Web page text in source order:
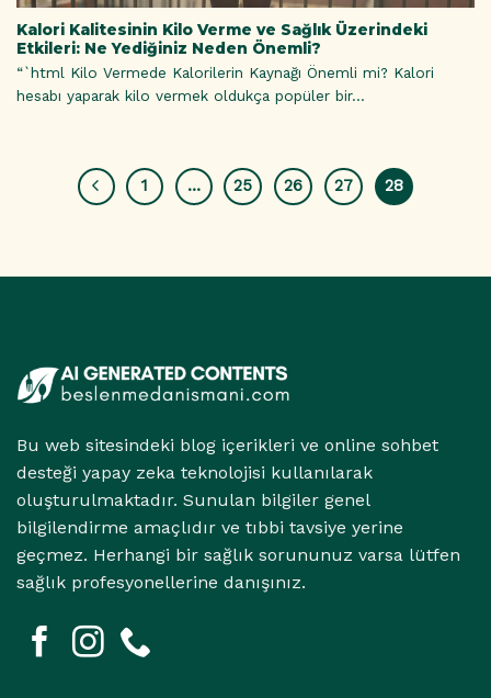
Kalori Kalitesinin Kilo Verme ve Sağlık Üzerindeki
Etkileri: Ne Yediğiniz Neden Önemli?
“`html Kilo Vermede Kalorilerin Kaynağı Önemli mi? Kalori
hesabı yaparak kilo vermek oldukça popüler bir...
1 … 25 26 27 28
Bu web sitesindeki blog içerikleri ve online sohbet
desteği yapay zeka teknolojisi kullanılarak
oluşturulmaktadır. Sunulan bilgiler genel
bilgilendirme amaçlıdır ve tıbbi tavsiye yerine
geçmez. Herhangi bir sağlık sorununuz varsa lütfen
sağlık profesyonellerine danışınız.